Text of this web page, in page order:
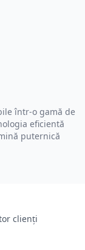
într-o gamă de
eficientă
puternică
clienți